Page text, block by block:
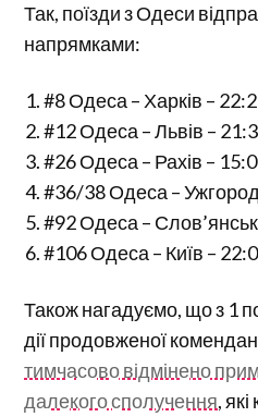
Так, поїзди з Одеси
напрямками:
#8 Одеса – Харків –
#12 Одеса – Львів –
#26 Одеса – Рахів –
#36/38 Одеса –
#92 Одеса –
#106 Одеса – Київ –
Також нагадуємо, що з 1
дії продовженої
тимчасово відмінено
далекого сполучення,